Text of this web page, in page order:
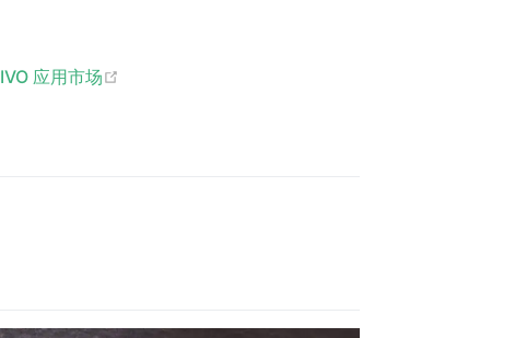
new window)
应用市场